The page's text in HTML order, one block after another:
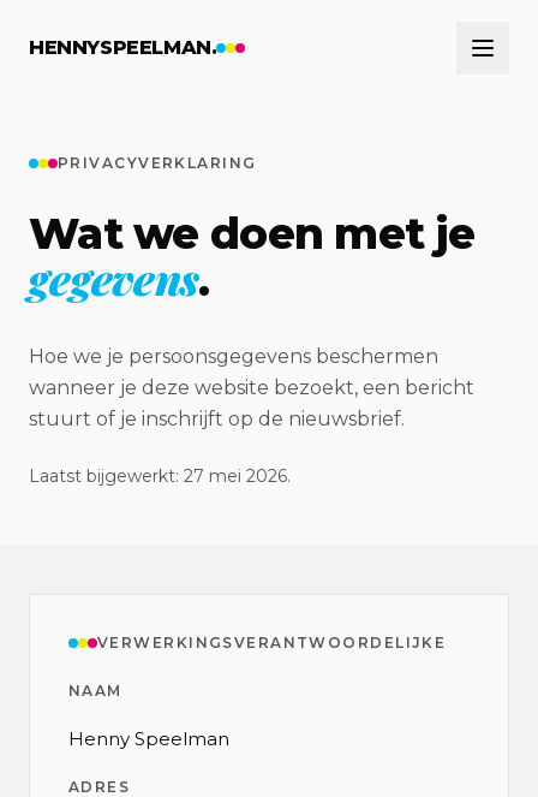
HENNYSPEELMAN.
PRIVACYVERKLARING
Wat we doen met je
gegevens.
Hoe we je persoonsgegevens beschermen
wanneer je deze website bezoekt, een bericht
stuurt of je inschrijft op de nieuwsbrief.
Laatst bijgewerkt: 27 mei 2026.
VERWERKINGSVERANTWOORDELIJKE
NAAM
Henny Speelman
ADRES